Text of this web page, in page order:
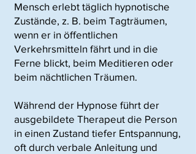
Mensch erlebt täglich hypnotische
Zustände, z. B. beim Tagträumen,
wenn er in öffentlichen
Verkehrsmitteln fährt und in die
Ferne blickt, beim Meditieren oder
beim nächtlichen Träumen.
Während der Hypnose führt der
ausgebildete Therapeut die Person
in einen Zustand tiefer Entspannung,
oft durch verbale Anleitung und